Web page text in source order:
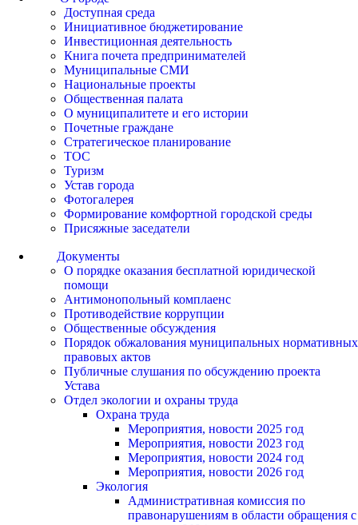
Доступная среда
Инициативное бюджетирование
Инвестиционная деятельность
Книга почета предпринимателей
Муниципальные СМИ
Национальные проекты
Общественная палата
О муниципалитете и его истории
Почетные граждане
Стратегическое планирование
ТОС
Туризм
Устав города
Фотогалерея
Формирование комфортной городской среды
Присяжные заседатели
Документы
О порядке оказания бесплатной юридической
помощи
Антимонопольный комплаенс
Противодействие коррупции
Общественные обсуждения
Порядок обжалования муниципальных нормативных
правовых актов
Публичные слушания по обсуждению проекта
Устава
Отдел экологии и охраны труда
Охрана труда
Мероприятия, новости 2025 год
Мероприятия, новости 2023 год
Мероприятия, новости 2024 год
Мероприятия, новости 2026 год
Экология
Административная комиссия по
правонарушениям в области обращения с